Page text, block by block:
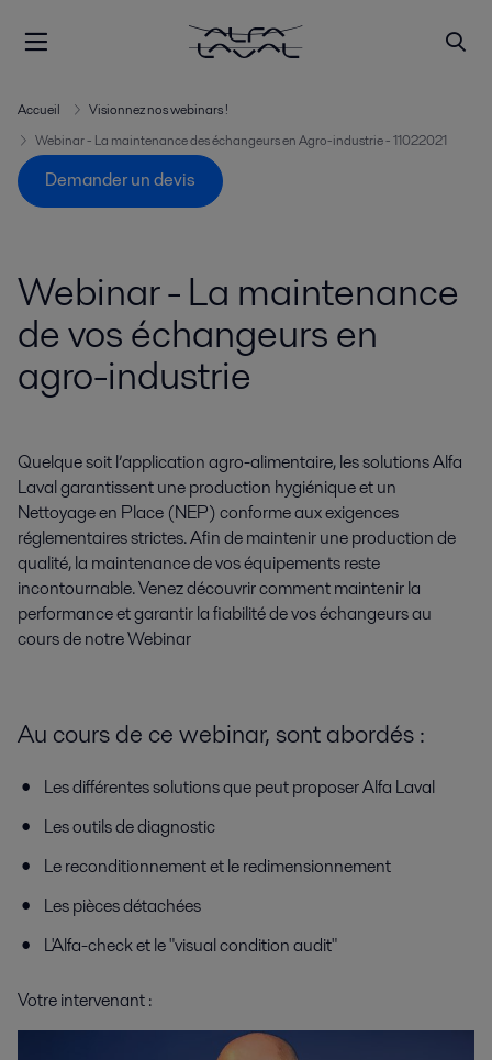
Accueil
Visionnez nos webinars !
Webinar - La maintenance des échangeurs en Agro-industrie - 11022021
Demander un devis
Webinar - La maintenance
de vos échangeurs en
agro-industrie
Quelque soit l’application agro-alimentaire, les solutions Alfa
Laval garantissent une production hygiénique et un
Nettoyage en Place (NEP) conforme aux exigences
réglementaires strictes. Afin de maintenir une production de
qualité, la maintenance de vos équipements reste
incontournable. Venez découvrir comment maintenir la
performance et garantir la fiabilité de vos échangeurs au
cours de notre Webinar
Au cours de ce webinar, sont abordés :
Les différentes solutions que peut proposer Alfa Laval
Les outils de diagnostic
Le reconditionnement et le redimensionnement
Les pièces détachées
L'Alfa-check et le "visual condition audit"
Votre intervenant :